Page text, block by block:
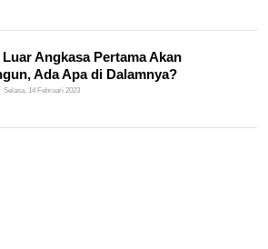
Angkasa Pertama Akan
Ada Apa di Dalamnya?
Selasa, 14 Februari 2023